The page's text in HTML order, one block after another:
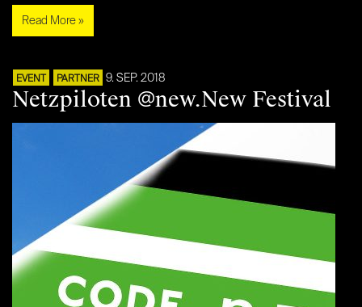
Read More »
EVENT PARTNER 9. SEP. 2018
Netzpiloten @new.New Festival